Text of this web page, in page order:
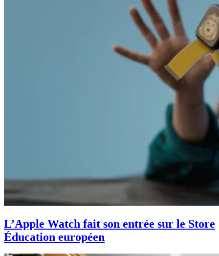
L’Apple Watch fait son entrée sur le Store
Éducation européen